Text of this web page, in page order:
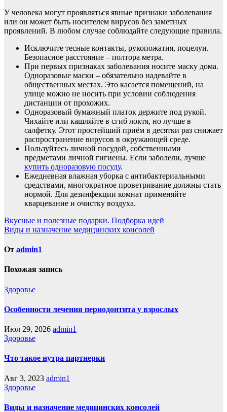
У человека могут проявляться явные признаки заболевания
или он может быть носителем вирусов без заметных
проявлений. В любом случае соблюдайте следующие правила.
Исключите тесные контакты, рукопожатия, поцелуи.
Безопасное расстояние – полтора метра.
При первых признаках заболевания носите маску дома.
Одноразовые маски – обязательно надевайте в
общественных местах. Это касается помещений, на
улице можно не носить при условии соблюдения
дистанции от прохожих.
Одноразовый бумажный платок держите под рукой.
Чихайте или кашляйте в сгиб локтя, но лучше в
салфетку. Этот простейший приём в десятки раз снижает
распространение вирусов в окружающей среде.
Пользуйтесь личной посудой, собственными
предметами личной гигиены. Если заболели, лучше
купить одноразовую посуду.
Ежедневная влажная уборка с антибактериальными
средствами, многократное проветривание должны стать
нормой. Для дезинфекции комнат применяйте
кварцевание и очистку воздуха.
Навигация
по
записям
Вкусные и полезные подарки. Подборка идей
Виды и назначение медицинских консолей
От admin1
Похожая запись
Здоровье
Особенности лечения периодонтита у взрослых
Июл 29, 2026 admin1
Здоровье
Что такое нутра партнерки
Авг 3, 2023 admin1
Здоровье
Виды и назначение медицинских консолей